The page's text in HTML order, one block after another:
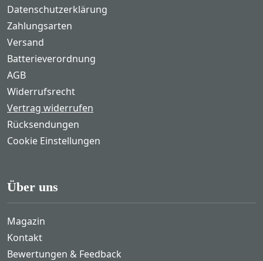
Datenschutzerklärung
Zahlungsarten
Versand
Batterieverordnung
AGB
Widerrufsrecht
Vertrag widerrufen
Rücksendungen
Cookie Einstellungen
Über uns
Magazin
Kontakt
Bewertungen & Feedback